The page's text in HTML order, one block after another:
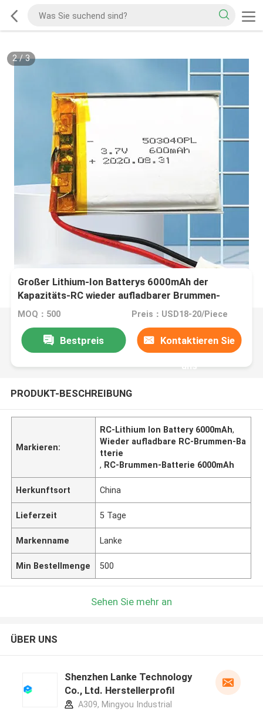
2/3
Großer Lithium-Ion Batterys 6000mAh der
Kapazitäts-RC wieder aufladbarer Brummen-
Gebrauch
MOQ：500 Preis：USD18-20/Piece
Bestpreis Kontaktieren Sie
uns
PRODUKT-BESCHREIBUNG
Markieren:
RC-Lithium Ion Battery 6000mAh,
Wieder aufladbare RC-Brummen-Ba
tterie
, RC-Brummen-Batterie 6000mAh
Herkunftsort China
Lieferzeit 5 Tage
Markenname Lanke
Min Bestellmenge 500
Sehen Sie mehr an
ÜBER UNS
Shenzhen Lanke Technology
Co., Ltd. Herstellerprofil
A309, Mingyou Industrial